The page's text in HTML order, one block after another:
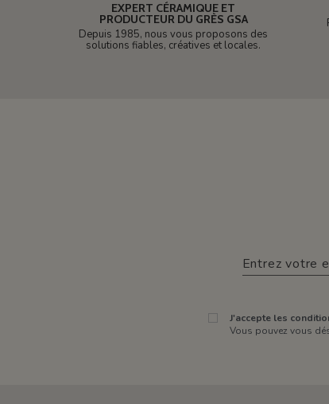
EXPERT CÉRAMIQUE ET
PRODUCTEUR DU GRÈS GSA
Depuis 1985, nous vous proposons des
solutions fiables, créatives et locales.
J'accepte les
Vous pouvez vous